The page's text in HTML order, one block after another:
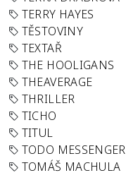
TERRY HAYES
TĚSTOVINY
TEXTAŘ
THE HOOLIGANS
THEAVERAGE
THRILLER
TICHO
TITUL
TODO MESSENGER
TOMÁŠ MACHULA